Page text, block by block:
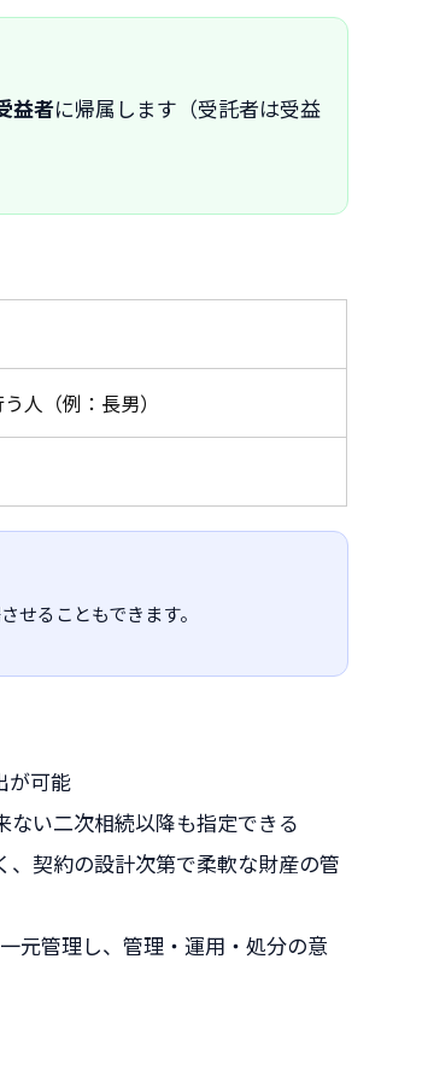
益者に帰属します（受託者は受益
人（例：長男）
せることもできます。
が可能
い二次相続以降も指定できる
契約の設計次第で柔軟な財産の管
元管理し、管理・運用・処分の意